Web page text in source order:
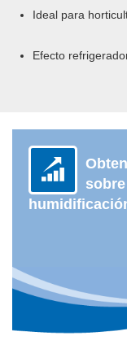
Ideal para
Efecto